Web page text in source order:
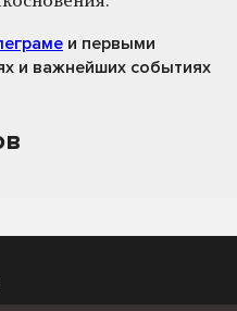
и первыми
и важнейших событиях